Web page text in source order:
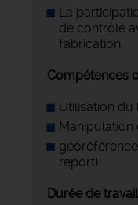
La
de contrôle
fabrication
Compétences
Utilisation du
Manipulation
report)
Durée de